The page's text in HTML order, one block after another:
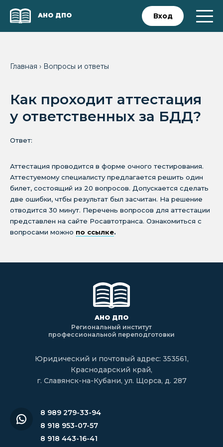
АНО ДПО Вход
Главная › Вопросы и ответы
Как проходит аттестация
у ответственных за БДД?
Ответ:
Аттестация проводится в форме очного тестирования.
Аттестуемому специалисту предлагается решить один
билет, состоящий из 20 вопросов. Допускается сделать
две ошибки, чтбы результат был засчитан. На решение
отводится 30 минут. Перечень вопросов для аттестации
представлен на сайте Росавтотранса. Ознакомиться с
вопросами можно по ссылке.
АНО ДПО
Региональный институт
профессиональной переподготовки
Юридический и почтовый адрес: 353561,
Краснодарский край,
г. Славянск-на-Кубани, ул. Щорса, д. 287
8 989 279-33-94
8 918 953-07-57
8 918 443-16-41